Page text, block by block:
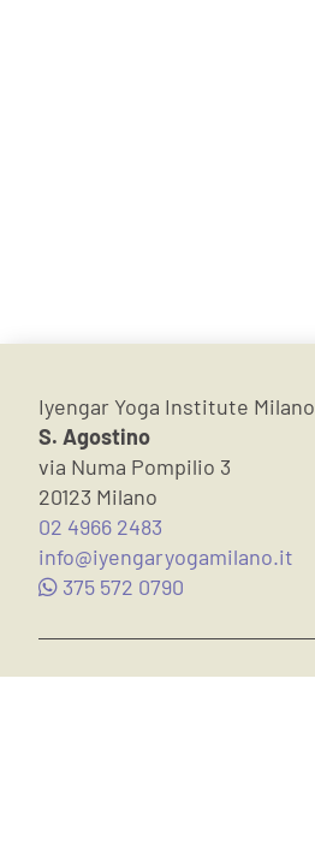
Iyengar Yoga Institute Milano
S. Agostino
via Numa Pompilio 3
20123 Milano
02 4966 2483
info@iyengaryogamilano.it
375 572 0790
Subscribe to our newsletter: